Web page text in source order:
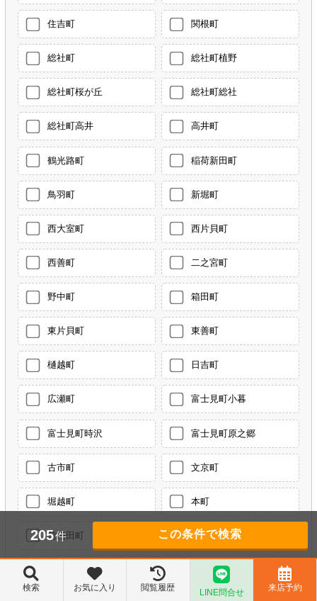
住吉町 関根町
総社町 総社町植野
総社町桜が丘 総社町総社
総社町高井 高井町
鶴光路町 稲荷新田町
鳥羽町 新堀町
西大室町 西片貝町
西善町 二之宮町
野中町 箱田町
東片貝町 東善町
樋越町 日吉町
広瀬町 富士見町小暮
富士見町時沢 富士見町原之郷
古市町 文京町
堀越町 本町
前箱田町 三河町
205件
検索 お気に入り 閲覧履歴 LINE問合せ 来店予約